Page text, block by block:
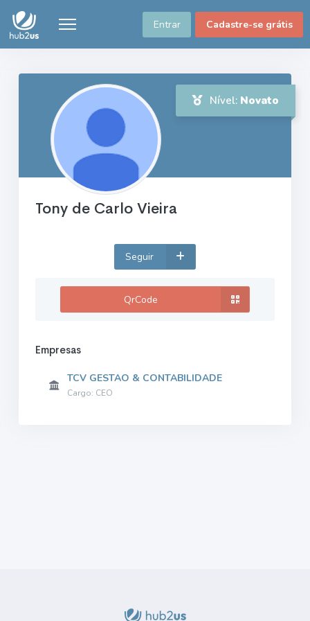
Entrar Cadastre-se grátis
Nível: Novato
Tony de Carlo Vieira
Seguir
QrCode
Empresas
TCV GESTAO & CONTABILIDADE
Cargo: CEO